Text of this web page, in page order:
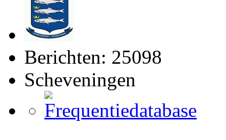
Berichten: 25098
Scheveningen